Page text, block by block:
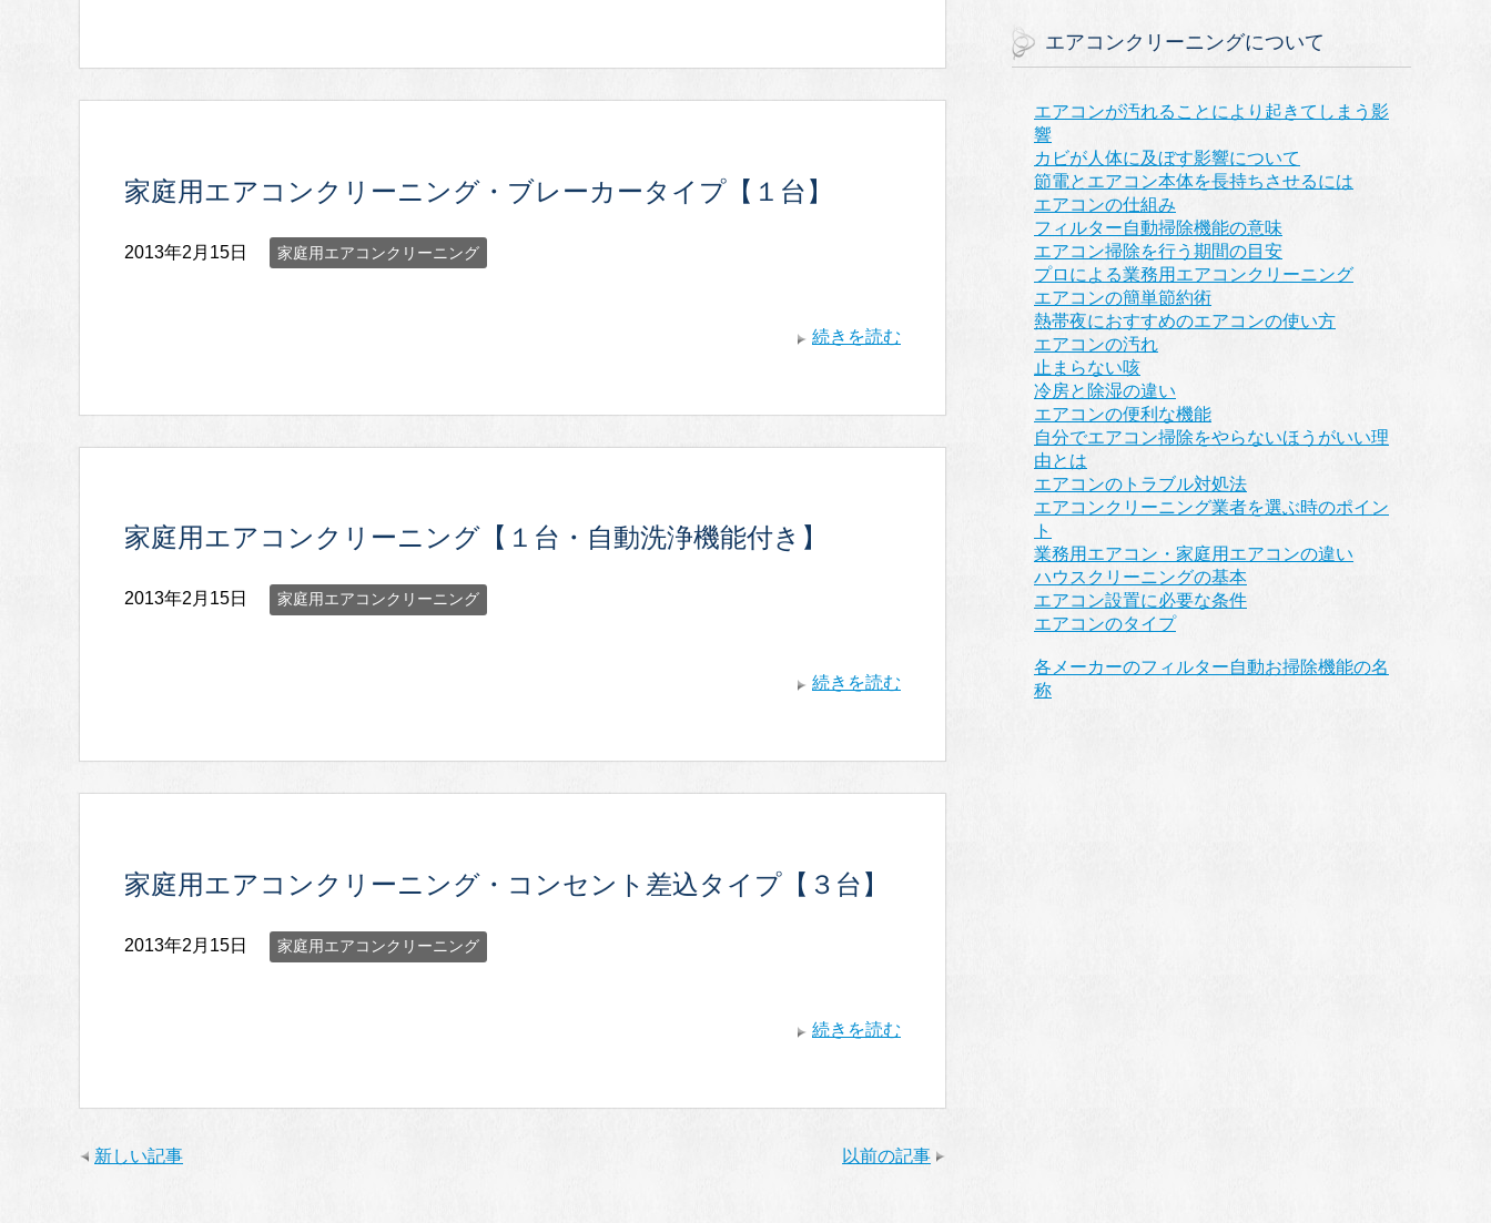
家庭用エアコンクリーニング・ブレーカータイプ【１台】
2013年2月15日 家庭用エアコンクリーニング
続きを読む
家庭用エアコンクリーニング【１台・自動洗浄機能付き】
2013年2月15日 家庭用エアコンクリーニング
続きを読む
家庭用エアコンクリーニング・コンセント差込タイプ【３台】
2013年2月15日 家庭用エアコンクリーニング
続きを読む
以前の記事
新しい記事
エアコンクリーニングについて
エアコンが汚れることにより起きてしまう影
響
カビが人体に及ぼす影響について
節電とエアコン本体を長持ちさせるには
エアコンの仕組み
フィルター自動掃除機能の意味
エアコン掃除を行う期間の目安
プロによる業務用エアコンクリーニング
エアコンの簡単節約術
熱帯夜におすすめのエアコンの使い方
エアコンの汚れ
止まらない咳
冷房と除湿の違い
エアコンの便利な機能
自分でエアコン掃除をやらないほうがいい理
由とは
エアコンのトラブル対処法
エアコンクリーニング業者を選ぶ時のポイン
ト
業務用エアコン・家庭用エアコンの違い
ハウスクリーニングの基本
エアコン設置に必要な条件
エアコンのタイプ
各メーカーのフィルター自動お掃除機能の名
称